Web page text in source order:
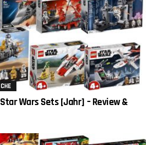
Star Wars Sets [Jahr] – Review &